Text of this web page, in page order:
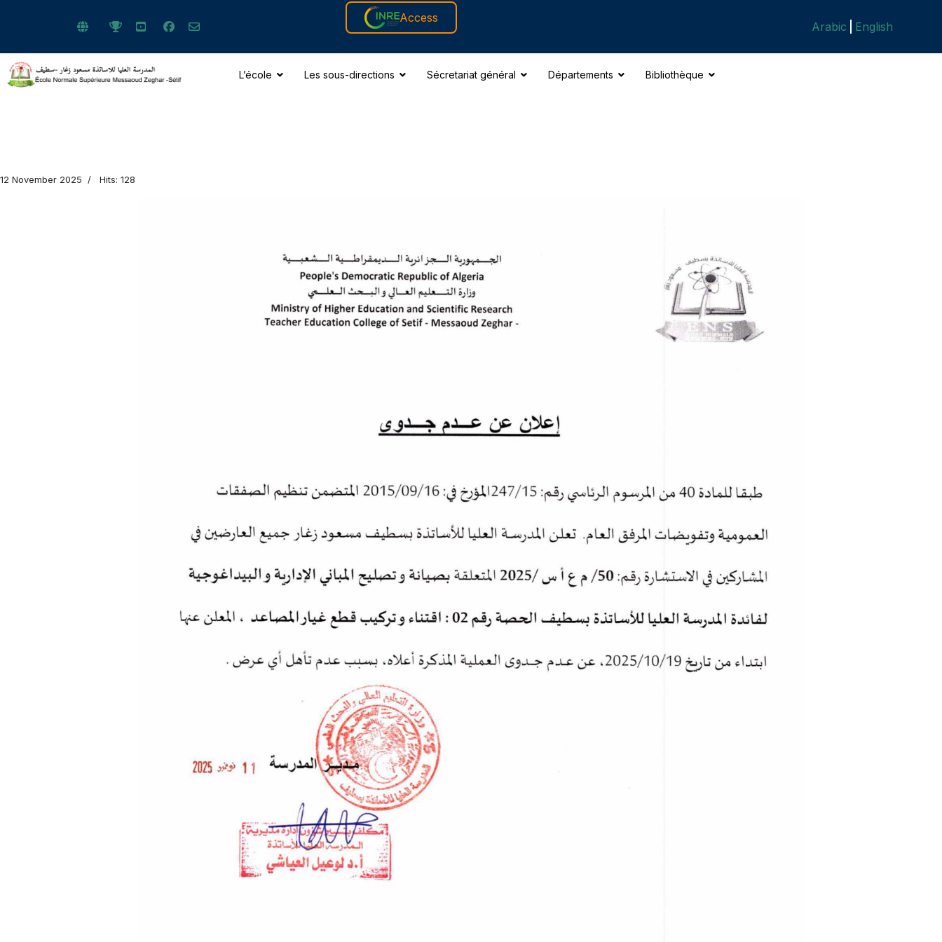
Access
Arabic English
L’école Les sous-directions Sécretariat général Départements Bibliothèque
12 November 2025 Hits: 128